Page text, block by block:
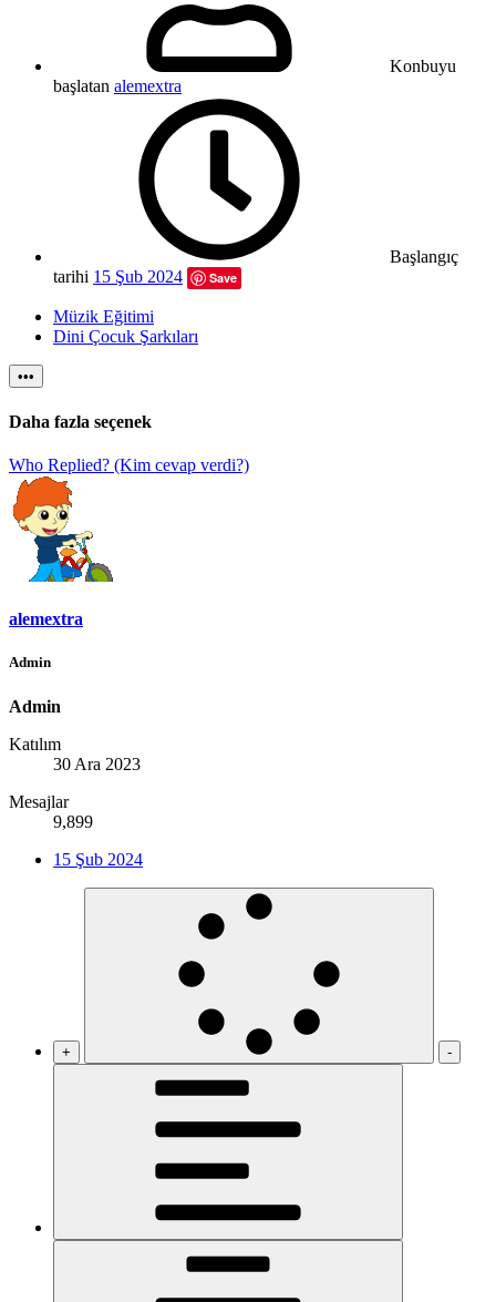
Konbuyu
başlatan alemextra
Başlangıç
tarihi 15 Şub 2024 Save
Müzik Eğitimi
Dini Çocuk Şarkıları
•••
Daha fazla seçenek
Who Replied? (Kim cevap verdi?)
alemextra
Admin
Admin
Katılım
30 Ara 2023
Mesajlar
9,899
15 Şub 2024
+ -